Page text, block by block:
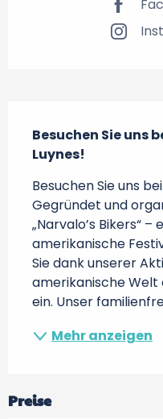
Besuchen Sie uns
Luynes!
Besuchen Sie uns
Gegründet und
„Narvalo’s Bikers“ –
amerikanische
Sie dank unserer
amerikanische Welt
ein. Unser
Mehr anzeigen
Preise